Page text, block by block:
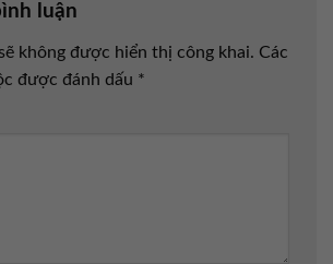
luận
không được hiển thị công khai. Các
được đánh dấu *